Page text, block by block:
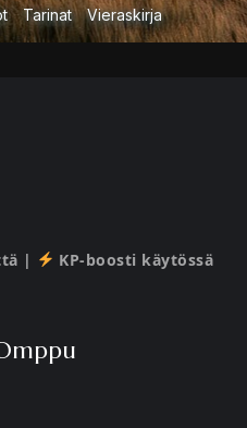
Tarinat Vieraskirja
|
KP-boosti käytössä